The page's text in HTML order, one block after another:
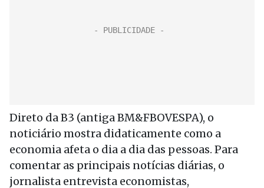
Direto da B3 (antiga BM&FBOVESPA), o
noticiário mostra didaticamente como a
economia afeta o dia a dia das pessoas. Para
comentar as principais notícias diárias, o
jornalista entrevista economistas,